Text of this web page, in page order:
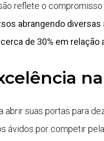
reflete o
abrangendo diversas
cerca de 30% em relação
abrir suas portas para
ávidos por competir